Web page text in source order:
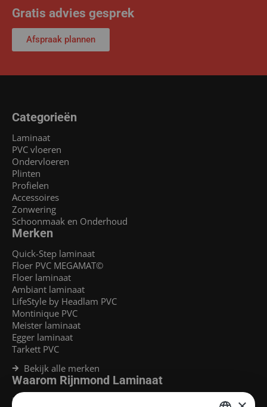
Gratis advies gesprek
Afspraak plannen
Categorieën
Laminaat
PVC vloeren
Ondervloeren
Plinten
Profielen
Accessoires
Zonwering
Schoonmaak en Onderhoud
Merken
Quick-Step laminaat
Floer PVC MEGAMAT©
Floer laminaat
Ambiant laminaat
LifeStyle by Headlam PVC
Montinique PVC
Meister laminaat
Egger laminaat
Tarkett PVC
Bekijk alle merken
Waarom Rijnmond Laminaat
Legservice